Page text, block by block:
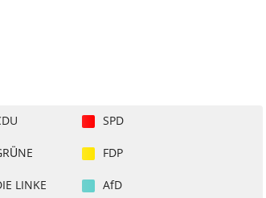
SPD
FDP
LINKE AfD